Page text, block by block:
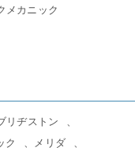
メカニック
リヂストン
ク
メリダ